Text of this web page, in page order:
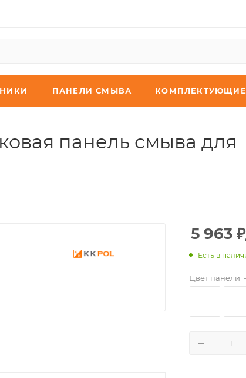
ПАНЕЛИ СМЫВА КОМПЛЕКТУЮЩИЕ
панель смыва для
5 963 ₽
Есть в
Цвет панели